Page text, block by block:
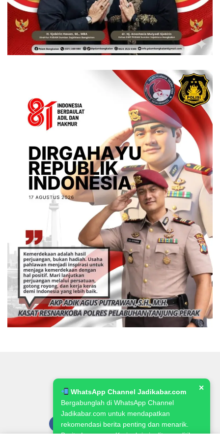
WhatsApp Channel Jadikabar.com
Bergabunglah di WhatsApp Channel
Jadikabar.com untuk mendapatkan
rekomendasi berita penting dan menarik.
Berita Lowongan Kerja, kriminalitas, politik,
✕